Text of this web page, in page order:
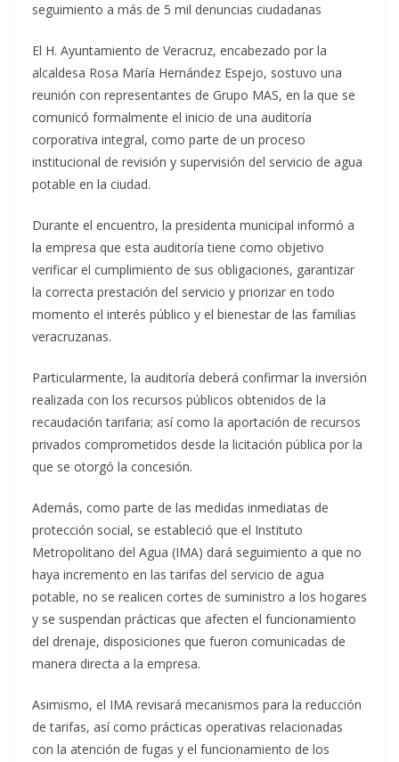
seguimiento a más de 5 mil denuncias ciudadanas
El H. Ayuntamiento de Veracruz, encabezado por la
alcaldesa Rosa María Hernández Espejo, sostuvo una
reunión con representantes de Grupo MAS, en la que se
comunicó formalmente el inicio de una auditoría
corporativa integral, como parte de un proceso
institucional de revisión y supervisión del servicio de agua
potable en la ciudad.
Durante el encuentro, la presidenta municipal informó a
la empresa que esta auditoría tiene como objetivo
verificar el cumplimiento de sus obligaciones, garantizar
la correcta prestación del servicio y priorizar en todo
momento el interés público y el bienestar de las familias
veracruzanas.
Particularmente, la auditoría deberá confirmar la inversión
realizada con los recursos públicos obtenidos de la
recaudación tarifaria; así como la aportación de recursos
privados comprometidos desde la licitación pública por la
que se otorgó la concesión.
Además, como parte de las medidas inmediatas de
protección social, se estableció que el Instituto
Metropolitano del Agua (IMA) dará seguimiento a que no
haya incremento en las tarifas del servicio de agua
potable, no se realicen cortes de suministro a los hogares
y se suspendan prácticas que afecten el funcionamiento
del drenaje, disposiciones que fueron comunicadas de
manera directa a la empresa.
Asimismo, el IMA revisará mecanismos para la reducción
de tarifas, así como prácticas operativas relacionadas
con la atención de fugas y el funcionamiento de los